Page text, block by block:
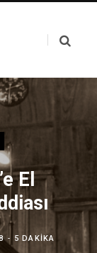
El
5 DAKIKA